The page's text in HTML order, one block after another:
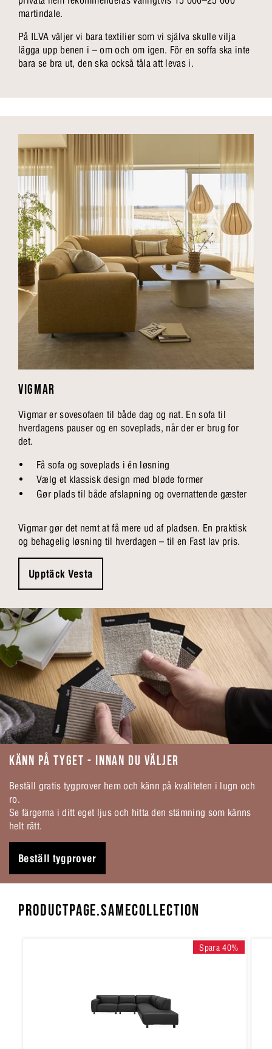
martindale.
På ILVA väljer vi bara textilier som vi själva skulle vilja
lägga upp benen i – om och om igen. För en soffa ska inte
bara se bra ut, den ska också tåla att levas i.
VIGMAR
Vigmar er sovesofaen til både dag og nat. En sofa til
hverdagens pauser og en soveplads, når der er brug for
det.
Få sofa og soveplads i én løsning
Vælg et klassisk design med bløde former
Gør plads til både afslapning og overnattende gæster
Vigmar gør det nemt at få mere ud af pladsen. En praktisk
og behagelig løsning til hverdagen – til en Fast lav pris.
Upptäck Vesta
KÄNN PÅ TYGET - INNAN DU VÄLJER
Beställ gratis tygprover hem och känn på kvaliteten i lugn och
ro.
Se färgerna i ditt eget ljus och hitta den stämning som känns
helt rätt.
Beställ tygprover
PRODUCTPAGE.SAMECOLLECTION
Spara 40%